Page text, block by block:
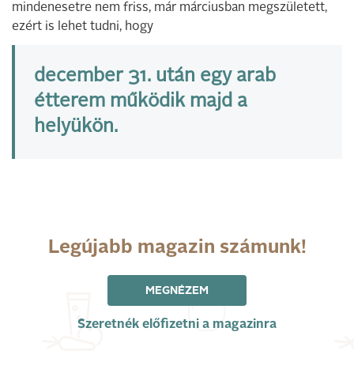
mindenesetre nem friss, már márciusban megszületett,
ezért is lehet tudni, hogy
december 31. után egy arab
étterem működik majd a
helyükön.
Legújabb magazin számunk!
MEGNÉZEM
Szeretnék előfizetni a magazinra